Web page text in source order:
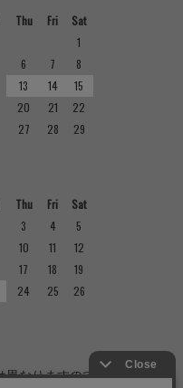
Thu Fri
Sat
1
6 7
8
13 14
15
20 21
22
27 28
29
Thu Fri
Sat
3 4
5
10 11
12
17 18
19
24 25
26
異なりますのでご注意くだ